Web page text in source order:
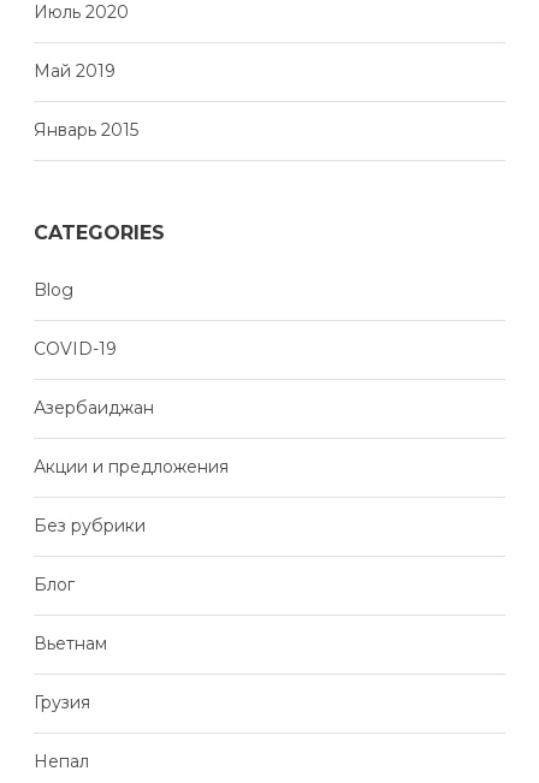
Июль 2020
Май 2019
Январь 2015
CATEGORIES
Blog
COVID-19
Азербаиджан
Акции и предложения
Без рубрики
Блог
Вьетнам
Грузия
Непал